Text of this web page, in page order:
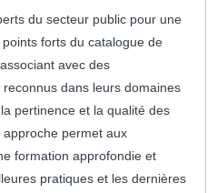
du secteur public pour une
forts du catalogue de
avec des
dans leurs domaines
pertinence et la qualité des
permet aux
formation approfondie et
pratiques et les dernières